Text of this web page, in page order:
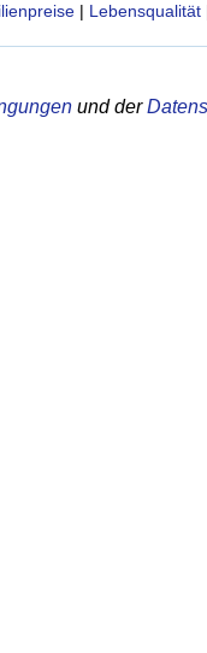
| Lebensqualität
und der